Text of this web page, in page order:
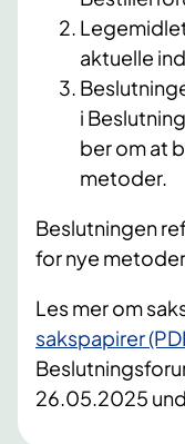
aktuelle
i
ber om at
metoder.
Beslutningen
for nye
Les mer om
sakspapirer
26.05.2025